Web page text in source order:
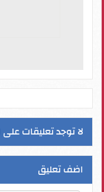
لا توجد تعليقات على
اضف تعليق